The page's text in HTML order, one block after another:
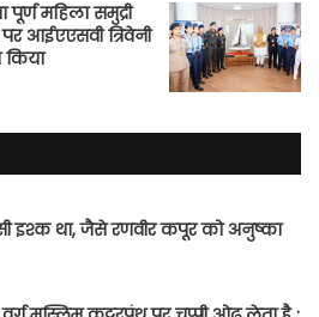
पूर्ण महिला समुद्री
आईएएसवी त्रिवेनी
इश्क था, जैसे रणवीर कपूर को अनुष्का